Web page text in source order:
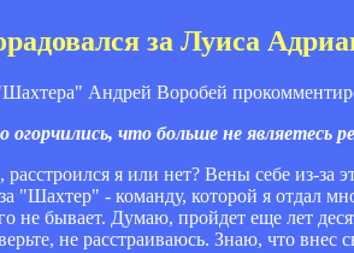
за Луиса
Андрей Воробей
огорчились, что больше не
я или нет? Вены себе из-за
"Шахтер" - команду, которой я отдал
не бывает. Думаю, пройдет еще лет
не расстраиваюсь. Знаю, что